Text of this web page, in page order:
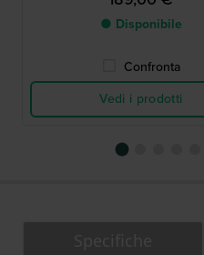
● Disponibile
Confronta
Vedi i prodotti